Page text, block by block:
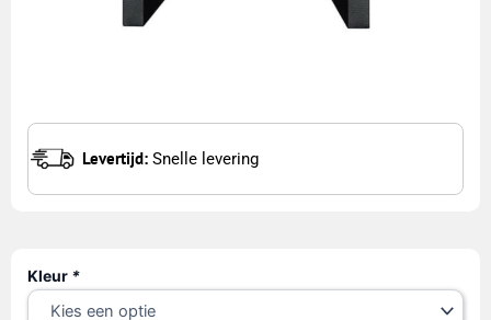
Levertijd: Snelle levering
Kleur *
Luxe
nachtkastje